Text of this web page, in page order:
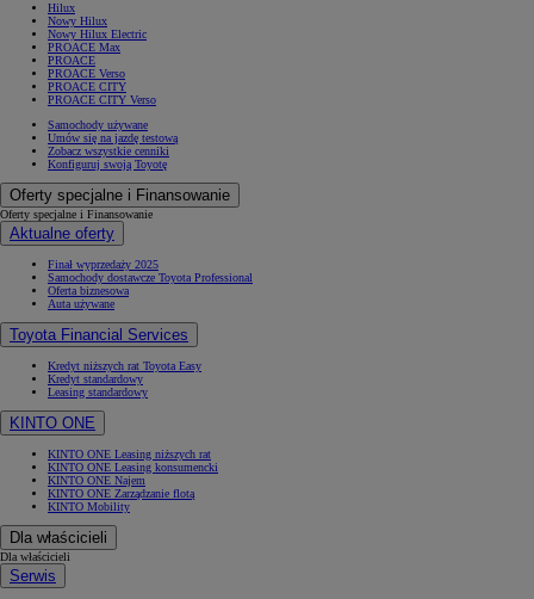
Hilux
Nowy Hilux
Nowy Hilux Electric
PROACE Max
PROACE
PROACE Verso
PROACE CITY
PROACE CITY Verso
Samochody używane
Umów się na jazdę testową
Zobacz wszystkie cenniki
Konfiguruj swoją Toyotę
Oferty specjalne i Finansowanie
Oferty specjalne i Finansowanie
Aktualne oferty
Finał wyprzedaży 2025
Samochody dostawcze Toyota Professional
Oferta biznesowa
Auta używane
Toyota Financial Services
Kredyt niższych rat Toyota Easy
Kredyt standardowy
Leasing standardowy
KINTO ONE
KINTO ONE Leasing niższych rat
KINTO ONE Leasing konsumencki
KINTO ONE Najem
KINTO ONE Zarządzanie flotą
KINTO Mobility
Dla właścicieli
Dla właścicieli
Serwis